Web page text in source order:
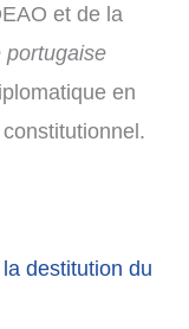
et de la
portugaise
en
destitution du